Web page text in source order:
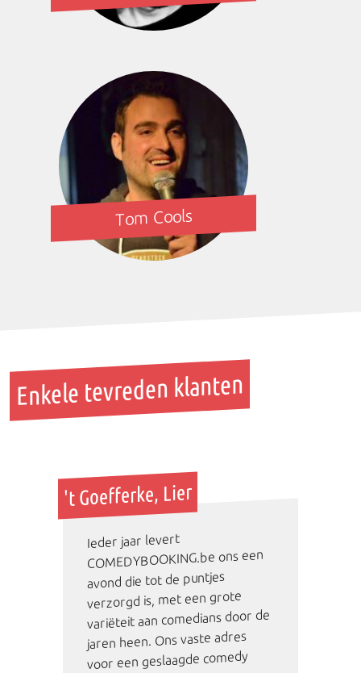
Tom Cools
Enkele tevreden klanten
't Goefferke, Lier
Ieder jaar levert
COMEDYBOOKING.be ons een
avond die tot de puntjes
verzorgd is, met een grote
variëteit aan comedians door de
jaren heen. Ons vaste adres
voor een geslaagde comedy